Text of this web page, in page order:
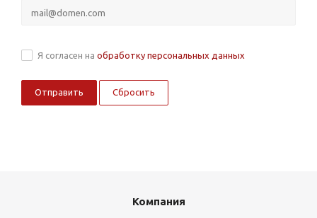
Я согласен на обработку персональных данных
Сбросить
Компания